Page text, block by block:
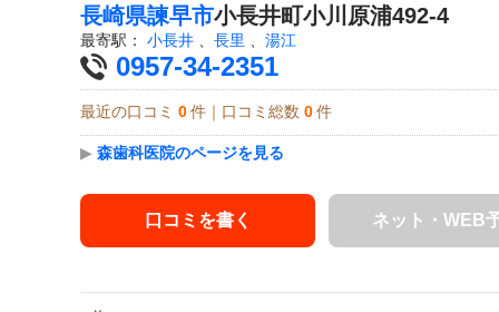
長崎県諫早市小長井町小川原浦492-4
最寄駅： 小長井 長里 湯江
0957-34-2351
最近の口コミ 0 件｜口コミ総数 0 件
▶ 森歯科医院のページを見る
口コミを書く ネット・WEB